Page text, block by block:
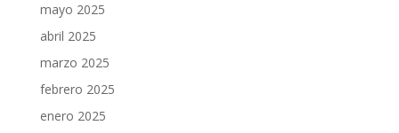
mayo 2025
abril 2025
marzo 2025
febrero 2025
enero 2025